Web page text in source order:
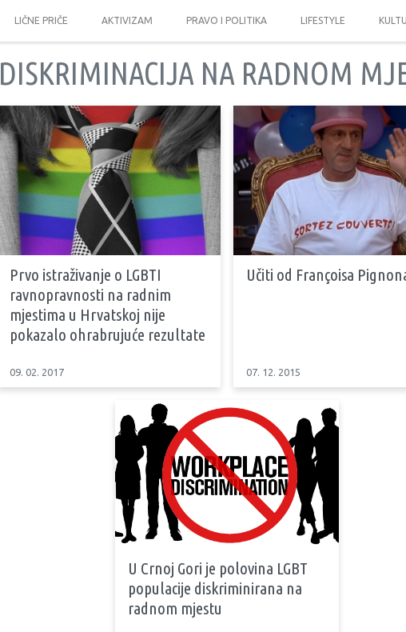
LIČNE PRIČE AKTIVIZAM PRAVO I POLITIKA LIFESTYLE
DISKRIMINACIJA NA RADNOM
Prvo istraživanje o LGBTI
ravnopravnosti na radnim
mjestima u Hrvatskoj nije
pokazalo ohrabrujuće rezultate
09. 02. 2017
Učiti od Françoisa
07. 12. 2015
U Crnoj Gori je polovina LGBT
populacije diskriminirana na
radnom mjestu